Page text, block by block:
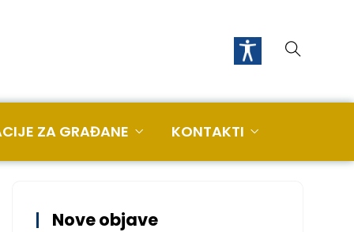
ZA GRAĐANE KONTAKTI
Nove objave